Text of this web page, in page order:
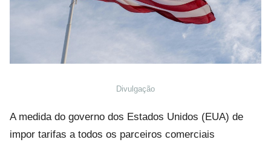
Divulgação
A medida do governo dos Estados Unidos (EUA) de
impor tarifas a todos os parceiros comerciais